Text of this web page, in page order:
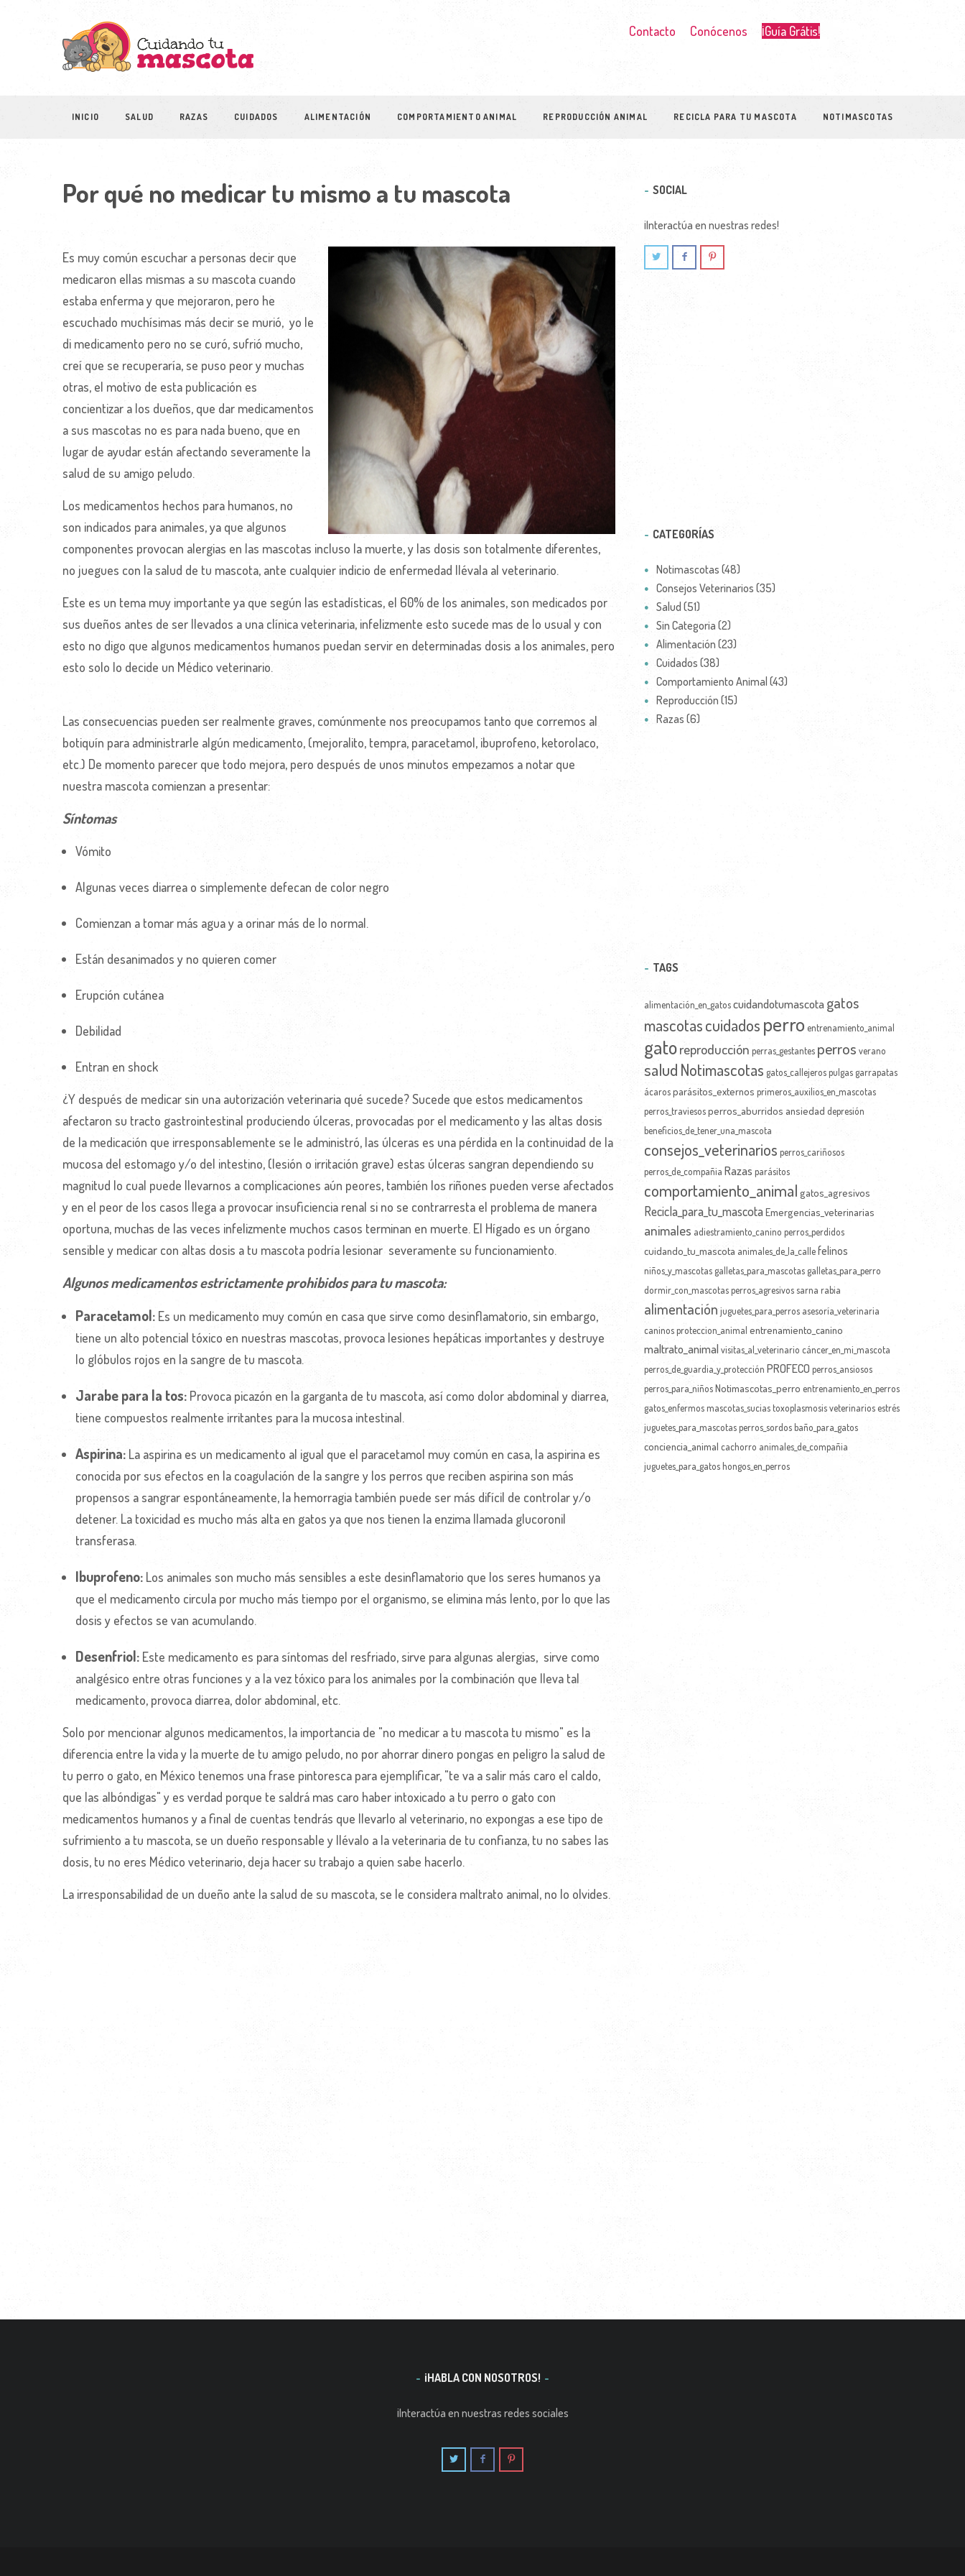
Contacto Conócenos ¡Guía Grátis!
INICIO SALUD RAZAS CUIDADOS ALIMENTACIÓN COMPORTAMIENTO ANIMAL REPRODUCCIÓN ANIMAL RECICLA PARA TU MASCOTA NOTIMASCOTAS
Por qué no medicar tu mismo a tu mascota
Es muy común escuchar a personas decir que
medicaron ellas mismas a su mascota cuando
estaba enferma y que mejoraron, pero he
escuchado muchísimas más decir se murió, yo le
di medicamento pero no se curó, sufrió mucho,
creí que se recuperaría, se puso peor y muchas
otras, el motivo de esta publicación es
concientizar a los dueños, que dar medicamentos
a sus mascotas no es para nada bueno, que en
lugar de ayudar están afectando severamente la
salud de su amigo peludo.
Los medicamentos hechos para humanos, no
son indicados para animales, ya que algunos
componentes provocan alergias en las mascotas incluso la muerte, y las dosis son totalmente diferentes,
no juegues con la salud de tu mascota, ante cualquier indicio de enfermedad llévala al veterinario.
Este es un tema muy importante ya que según las estadísticas, el 60% de los animales, son medicados por
sus dueños antes de ser llevados a una clínica veterinaria, infelizmente esto sucede mas de lo usual y con
esto no digo que algunos medicamentos humanos puedan servir en determinadas dosis a los animales, pero
esto solo lo decide un Médico veterinario.
Las consecuencias pueden ser realmente graves, comúnmente nos preocupamos tanto que corremos al
botiquín para administrarle algún medicamento, (mejoralito, tempra, paracetamol, ibuprofeno, ketorolaco,
etc.) De momento parecer que todo mejora, pero después de unos minutos empezamos a notar que
nuestra mascota comienzan a presentar:
Síntomas
Vómito
Algunas veces diarrea o simplemente defecan de color negro
Comienzan a tomar más agua y a orinar más de lo normal.
Están desanimados y no quieren comer
Erupción cutánea
Debilidad
Entran en shock
¿Y después de medicar sin una autorización veterinaria qué sucede? Sucede que estos medicamentos
afectaron su tracto gastrointestinal produciendo úlceras, provocadas por el medicamento y las altas dosis
de la medicación que irresponsablemente se le administró, las úlceras es una pérdida en la continuidad de la
mucosa del estomago y/o del intestino, (lesión o irritación grave) estas úlceras sangran dependiendo su
magnitud lo cual puede llevarnos a complicaciones aún peores, también los riñones pueden verse afectados
y en el peor de los casos llega a provocar insuficiencia renal si no se contrarresta el problema de manera
oportuna, muchas de las veces infelizmente muchos casos terminan en muerte. El Hígado es un órgano
sensible y medicar con altas dosis a tu mascota podría lesionar severamente su funcionamiento.
Algunos medicamentos estrictamente prohibidos para tu mascota:
Paracetamol: Es un medicamento muy común en casa que sirve como desinflamatorio, sin embargo,
tiene un alto potencial tóxico en nuestras mascotas, provoca lesiones hepáticas importantes y destruye
lo glóbulos rojos en la sangre de tu mascota.
Jarabe para la tos: Provoca picazón en la garganta de tu mascota, así como dolor abdominal y diarrea,
tiene compuestos realmente irritantes para la mucosa intestinal.
Aspirina: La aspirina es un medicamento al igual que el paracetamol muy común en casa, la aspirina es
conocida por sus efectos en la coagulación de la sangre y los perros que reciben aspirina son más
propensos a sangrar espontáneamente, la hemorragia también puede ser más difícil de controlar y/o
detener. La toxicidad es mucho más alta en gatos ya que nos tienen la enzima llamada glucoronil
transferasa.
Ibuprofeno: Los animales son mucho más sensibles a este desinflamatorio que los seres humanos ya
que el medicamento circula por mucho más tiempo por el organismo, se elimina más lento, por lo que las
dosis y efectos se van acumulando.
Desenfriol: Este medicamento es para síntomas del resfriado, sirve para algunas alergias, sirve como
analgésico entre otras funciones y a la vez tóxico para los animales por la combinación que lleva tal
medicamento, provoca diarrea, dolor abdominal, etc.
Solo por mencionar algunos medicamentos, la importancia de "no medicar a tu mascota tu mismo" es la
diferencia entre la vida y la muerte de tu amigo peludo, no por ahorrar dinero pongas en peligro la salud de
tu perro o gato, en México tenemos una frase pintoresca para ejemplificar, "te va a salir más caro el caldo,
que las albóndigas" y es verdad porque te saldrá mas caro haber intoxicado a tu perro o gato con
medicamentos humanos y a final de cuentas tendrás que llevarlo al veterinario, no expongas a ese tipo de
sufrimiento a tu mascota, se un dueño responsable y llévalo a la veterinaria de tu confianza, tu no sabes las
dosis, tu no eres Médico veterinario, deja hacer su trabajo a quien sabe hacerlo.
La irresponsabilidad de un dueño ante la salud de su mascota, se le considera maltrato animal, no lo olvides.
SOCIAL
¡Interactúa en nuestras redes!
CATEGORÍAS
Notimascotas (48)
Consejos Veterinarios (35)
Salud (51)
Sin Categoria (2)
Alimentación (23)
Cuidados (38)
Comportamiento Animal (43)
Reproducción (15)
Razas (6)
TAGS
alimentación_en_gatoscuidandotumascota gatos
mascotascuidados perro entrenamiento_animal
gatoreproducción perras_gestantes perros verano
salud Notimascotas gatos_callejerospulgas garrapatas
ácarosparásitos_externos primeros_auxilios_en_mascotas
perros_traviesosperros_aburridos ansiedad depresión
beneficios_de_tener_una_mascota
consejos_veterinarios perros_cariñosos
perros_de_compañia Razas parásitos
comportamiento_animal gatos_agresivos
Recicla_para_tu_mascota Emergencias_veterinarias
animales adiestramiento_canino perros_perdidos
cuidando_tu_mascota animales_de_la_callefelinos
niños_y_mascotas galletas_para_mascotas galletas_para_perro
dormir_con_mascotas perros_agresivossarna rabia
alimentación juguetes_para_perros asesoría_veterinaria
caninosproteccion_animal entrenamiento_canino
maltrato_animal visitas_al_veterinario cáncer_en_mi_mascota
perros_de_guardia_y_protección PROFECO perros_ansiosos
perros_para_niñosNotimascotas_perro entrenamiento_en_perros
gatos_enfermos mascotas_sucias toxoplasmosisveterinarios estrés
juguetes_para_mascotas perros_sordos baño_para_gatos
conciencia_animal cachorro animales_de_compañia
juguetes_para_gatos hongos_en_perros
¡HABLA CON NOSOTROS!
¡Interactúa en nuestras redes sociales